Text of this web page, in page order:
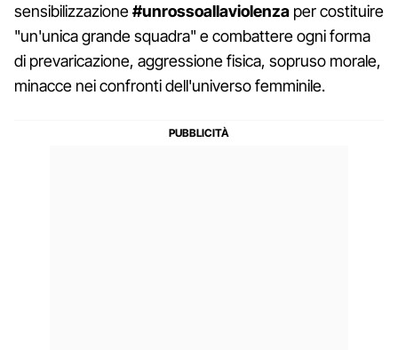
sensibilizzazione#unrossoallaviolenza per costituire
"un'unica grande squadra" e combattere ogni forma
di prevaricazione, aggressione fisica, sopruso morale,
minacce nei confronti dell'universo femminile.